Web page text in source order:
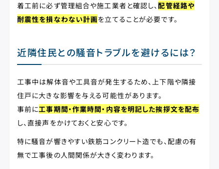
着工前に必ず管理組合や施工業者と確認し、配管経路や
耐震性を損なわない計画を立てることが必要です。
近隣住民との騒音トラブルを避けるには？
工事中は解体音や工具音が発生するため、上下階や隣接
住戸に大きな影響を与える可能性があります。
事前に工事期間・作業時間・内容を明記した挨拶文を配布
し、直接声をかけておくと安心です。
特に騒音が響きやすい鉄筋コンクリート造でも、配慮の有
無で工事後の人間関係が大きく変わります。